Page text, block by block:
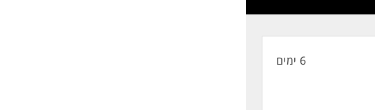
שליחה
6 ימים